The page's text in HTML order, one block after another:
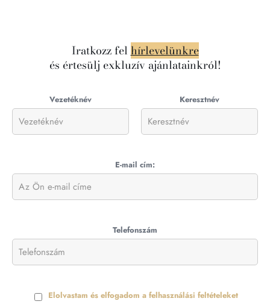
Iratkozz felhírlevelünkre
és értesülj exkluzív ajánlatainkról!
Vezetéknév Keresztnév
E-mail cím:
Telefonszám
Elolvastam és elfogadom a felhasználási feltételeket